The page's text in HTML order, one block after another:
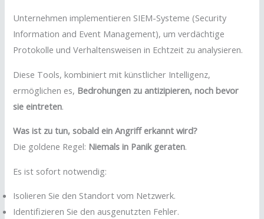
Unternehmen implementieren SIEM-Systeme (Security
Information and Event Management), um verdächtige
Protokolle und Verhaltensweisen in Echtzeit zu analysieren.
Diese Tools, kombiniert mit künstlicher Intelligenz,
ermöglichen es, Bedrohungen zu antizipieren, noch bevor
sie eintreten.
Was ist zu tun, sobald ein Angriff erkannt wird?
Die goldene Regel: Niemals in Panik geraten.
Es ist sofort notwendig:
Isolieren Sie den Standort vom Netzwerk.
Identifizieren Sie den ausgenutzten Fehler.